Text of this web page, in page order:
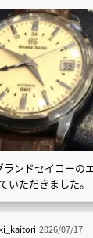
ンドセイコーの
いただきました。
2026/07/17